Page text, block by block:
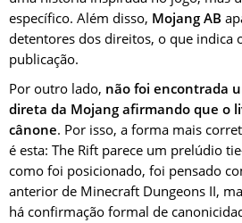
específico. Além disso, Mojang AB
detentores dos direitos, o que indica
publicação.
Por outro lado, não foi encontrada
direta da Mojang afirmando que o
cânone. Por isso, a forma mais
é esta: The Rift parece um prelúdio
como foi posicionado, foi pensado
anterior de Minecraft Dungeons II,
há confirmação formal de